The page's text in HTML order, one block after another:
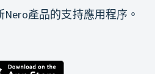
Nero產品的支持應用程序。